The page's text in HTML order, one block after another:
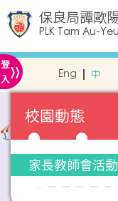
保良局譚歐
PLK Tam Au-
登
入» Eng 中
校園動態
家長教師會活